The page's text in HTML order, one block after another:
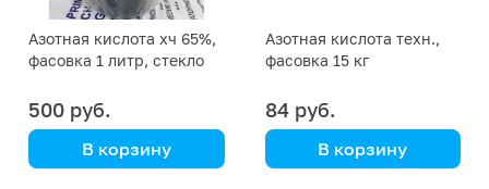
Азотная кислота хч 65%,
фасовка 1 литр, стекло
фасовку)
500 руб.
В корзину
Азотная кислота техн.,
фасовка 15 кг
84 руб.
В корзину